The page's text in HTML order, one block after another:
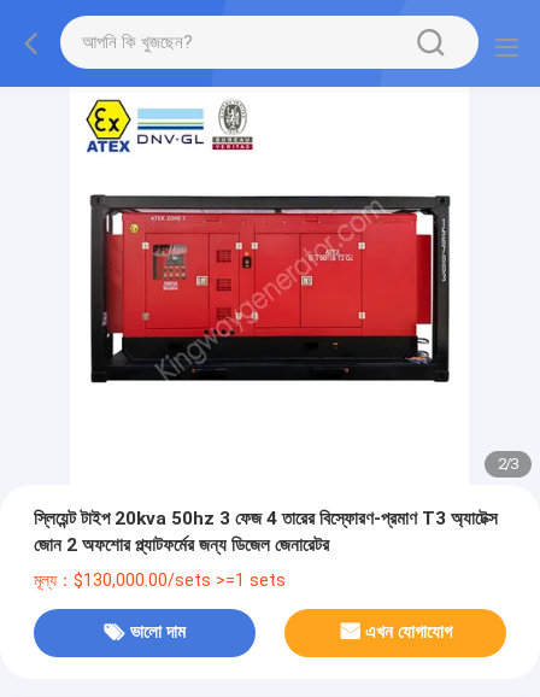
2/3
স্লিয়েন্ট টাইপ 20kva 50hz 3 ফেজ 4 তারের বিস্ফোরণ-প্রমাণ T3 অ্যাটেক্স
জোন 2 অফশোর প্ল্যাটফর্মের জন্য ডিজেল জেনারেটর
মূল্য：$130,000.00/sets >=1 sets
ভালো দাম এখন যোগাযোগ